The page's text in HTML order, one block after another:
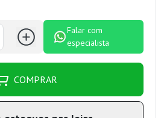
Falar com
especialista
COMPRAR